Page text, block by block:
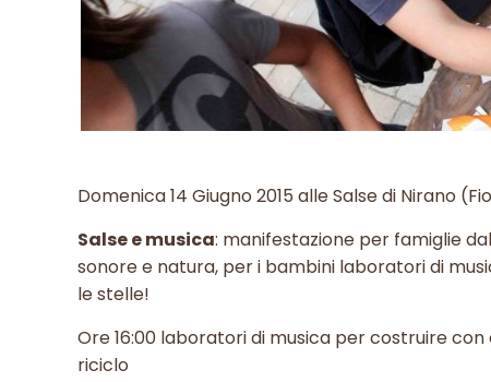
Domenica 14 Giugno 2015 alle Salse di Nirano
Salse e musica: manifestazione per famiglie
sonore e natura, per i bambini laboratori di
le stelle!
Ore 16:00 laboratori di musica per costruire
riciclo